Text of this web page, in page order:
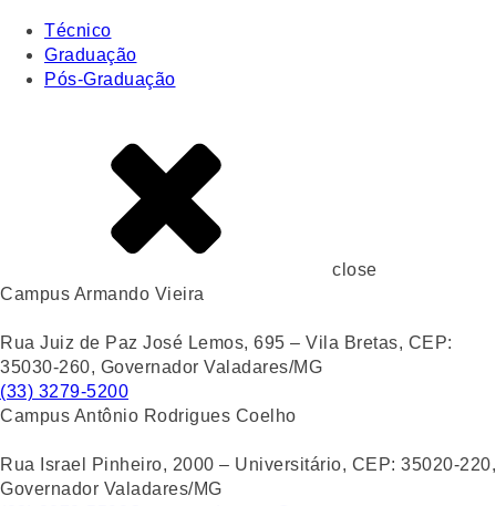
Técnico
Graduação
Pós-Graduação
close
Campus Armando Vieira
Rua Juiz de Paz José Lemos, 695 – Vila Bretas, CEP:
35030-260, Governador Valadares/MG
(33) 3279-5200
Campus Antônio Rodrigues Coelho
Rua Israel Pinheiro, 2000 – Universitário, CEP: 35020-220,
Governador Valadares/MG